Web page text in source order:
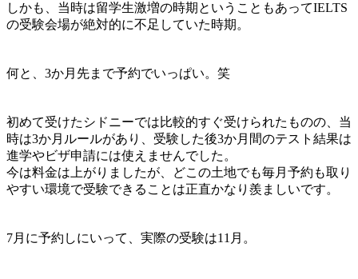
しかも、当時は留学生激増の時期ということもあってIELTS
の受験会場が絶対的に不足していた時期。
何と、 3か月先まで予約でいっぱい。笑
初めて受けたシドニーでは比較的すぐ受けられたものの、 当
時は3か月ルールがあり、受験した後3か月間のテスト結果は
進学やビザ申請には使えませんでした 。
今は料金は上がりましたが、どこの土地でも毎月予約も取り
やすい環境で受験できることは正直かなり羨ましいです。
7月に予約しにいって、実際の受験は11月。